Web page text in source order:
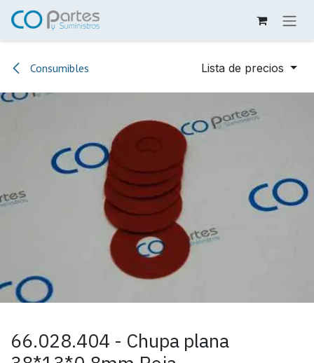
Ir al contenido
Consumibles Lista de precios
66.028.404 - Chupa plana